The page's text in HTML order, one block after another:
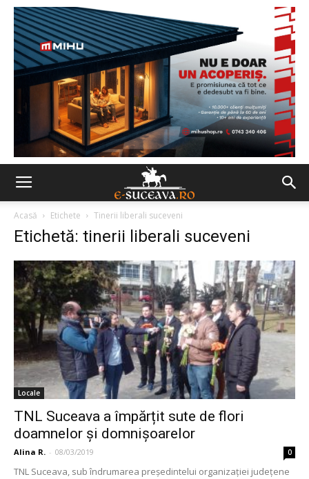
Acasă Etichete Tinerii liberali suceveni
Etichetă: tinerii liberali suceveni
Locale
TNL Suceava a împărțit sute de flori
doamnelor și domnișoarelor
Alina R. - 08/03/2019 0
TNL Suceava, sub îndrumarea președintelui organizației județene